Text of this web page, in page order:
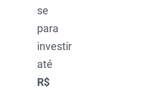
se
para
investir
até
R$